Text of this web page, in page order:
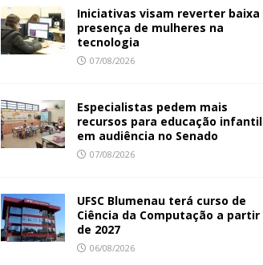
Iniciativas visam reverter baixa
presença de mulheres na
tecnologia
07/08/2026
Especialistas pedem mais
recursos para educação infantil
em audiência no Senado
07/08/2026
UFSC Blumenau terá curso de
Ciência da Computação a partir
de 2027
06/08/2026